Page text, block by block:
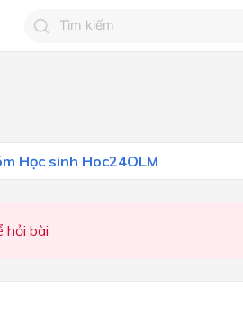
Học sinh Hoc24OLM
hỏi bài